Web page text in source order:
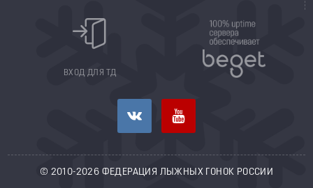
ВХОД ДЛЯ ТД
© 2010-2026 ФЕДЕРАЦИЯ ЛЫЖНЫХ ГОНОК РОССИИ